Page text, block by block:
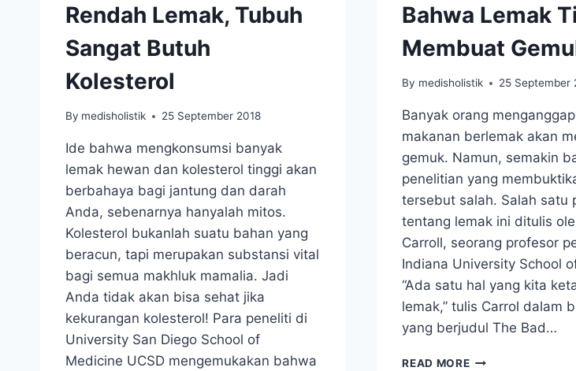
Rendah Lemak, Tubuh
Sangat Butuh
Kolesterol
By medisholistik 25 September 2018
Ide bahwa mengkonsumsi banyak
lemak hewan dan kolesterol tinggi akan
berbahaya bagi jantung dan darah
Anda, sebenarnya hanyalah mitos.
Kolesterol bukanlah suatu bahan yang
beracun, tapi merupakan substansi vital
bagi semua makhluk mamalia. Jadi
Anda tidak akan bisa sehat jika
kekurangan kolesterol! Para peneliti di
University San Diego School of
Medicine UCSD mengemukakan bahwa
Bahwa Lemak
Membuat
By medisholistik 25 September
Banyak orang
makanan berlemak akan
gemuk. Namun, semakin
penelitian yang
tersebut salah. Salah satu
tentang lemak ini ditulis
Carroll, seorang profesor
Indiana University School
“Ada satu hal yang kita
lemak,” tulis Carrol dalam
yang berjudul The Bad…
READ MORESTUDI